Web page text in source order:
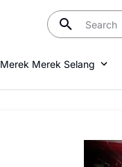
Merek Merek Selang